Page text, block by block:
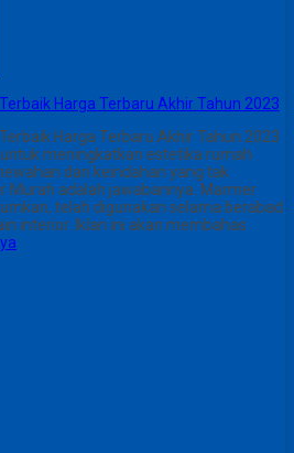
Harga Terbaru Akhir Tahun 2023
Harga Terbaru Akhir Tahun 2023
meningkatkan estetika rumah
dan keindahan yang tak
Murah adalah jawabannya. Marmer
telah digunakan selama berabad
interior. Iklan ini akan membahas